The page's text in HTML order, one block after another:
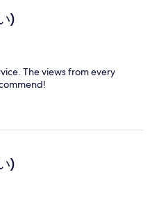
)
The views from every
)